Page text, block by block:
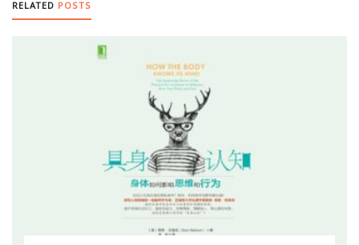
RELATED POSTS